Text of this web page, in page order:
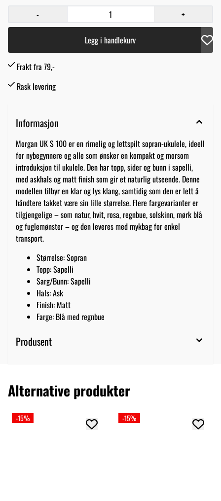
- +
Legg i handlekurv
Frakt fra 79,-
Rask levering
Informasjon
Morgan UK S 100 er en rimelig og lettspilt sopran-ukulele, ideell
for nybegynnere og alle som ønsker en kompakt og morsom
introduksjon til ukulele. Den har topp, sider og bunn i sapelli,
med askhals og matt finish som gir et naturlig utseende. Denne
modellen tilbyr en klar og lys klang, samtidig som den er lett å
håndtere takket være sin lille størrelse. Flere fargevarianter er
tilgjengelige – som natur, hvit, rosa, regnbue, solskinn, mørk blå
og fuglemønster – og den leveres med mykbag for enkel
transport.
Størrelse: Sopran
Topp: Sapelli
Sarg/Bunn: Sapelli
Hals: Ask
Finish: Matt
Farge: Blå med regnbue
Produsent
Alternative produkter
-15% -15%